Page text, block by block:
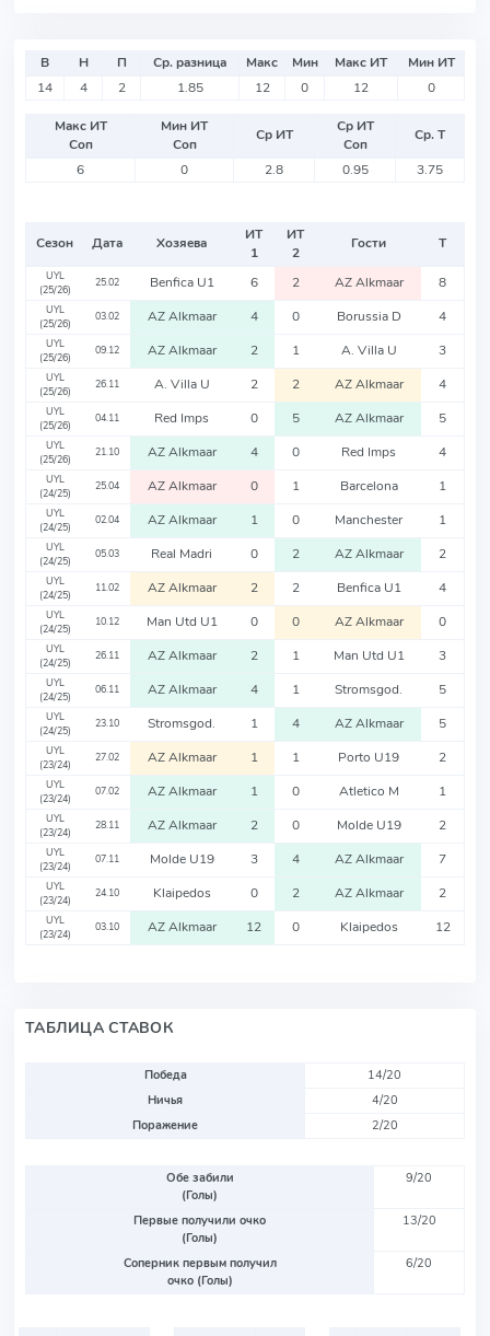
В Н П Ср. разница Макс Мин Макс ИТ
Мин ИТ
14
4 2 1.85 12 0 12 0
Макс ИТ
Соп
Мин ИТ
Соп
Ср ИТ
Ср ИТ
Соп
Ср. Т
6
0 2.8 0.95 3.75
Сезон Дата Хозяева
ИТ
1
ИТ
2
Гости Т
UYL
(25/26)
25.02 Benfica U1 6 2 AZ Alkmaar 8
UYL
(25/26)
03.02 AZ Alkmaar 4 0 Borussia D 4
UYL
(25/26)
09.12 AZ Alkmaar 2 1 A. Villa U 3
UYL
(25/26)
26.11 A. Villa U 2 2 AZ Alkmaar 4
UYL
(25/26)
04.11 Red Imps 0 5 AZ Alkmaar 5
UYL
(25/26)
21.10 AZ Alkmaar 4 0 Red Imps 4
UYL
(24/25)
25.04 AZ Alkmaar 0 1 Barcelona 1
UYL
(24/25)
02.04 AZ Alkmaar 1 0 Manchester 1
UYL
(24/25)
05.03 Real Madri 0 2 AZ Alkmaar 2
UYL
(24/25)
11.02 AZ Alkmaar 2 2 Benfica U1 4
UYL
(24/25)
10.12 Man Utd U1 0 0 AZ Alkmaar 0
UYL
(24/25)
26.11 AZ Alkmaar 2 1 Man Utd U1 3
UYL
(24/25)
06.11 AZ Alkmaar 4 1 Stromsgod. 5
UYL
(24/25)
23.10 Stromsgod. 1 4 AZ Alkmaar 5
UYL
(23/24)
27.02 AZ Alkmaar 1 1 Porto U19 2
UYL
(23/24)
07.02 AZ Alkmaar 1 0 Atletico M 1
UYL
(23/24)
28.11 AZ Alkmaar 2 0 Molde U19 2
UYL
(23/24)
07.11 Molde U19 3 4 AZ Alkmaar 7
UYL
(23/24)
24.10 Klaipedos 0 2 AZ Alkmaar 2
UYL
(23/24)
03.10 AZ Alkmaar 12 0 Klaipedos 12
ТАБЛИЦА СТАВОК
Победа
14/20
Ничья
4/20
Поражение
2/20
Обе забили
(Голы)
9/20
Первые получили очко
(Голы)
13/20
Соперник первым получил
очко (Голы)
6/20